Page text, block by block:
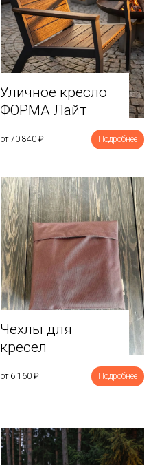
Уличное кресло
ФОРМА Лайт
от 70 840 ₽ Подробнее
Чехлы для
кресел
от 6 160 ₽ Подробнее